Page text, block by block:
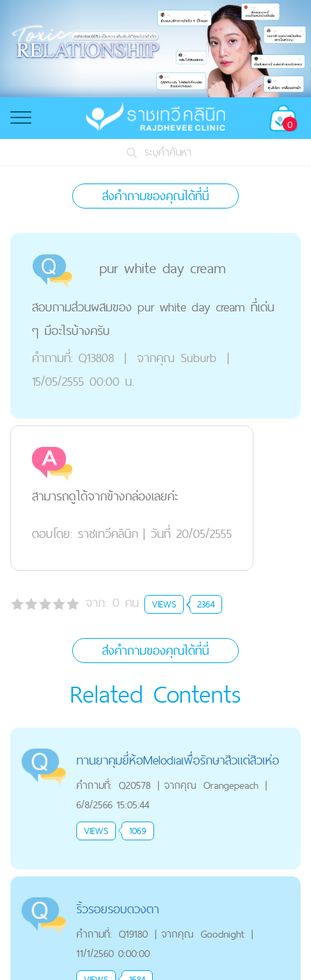
0
ระบุคำค้นหา
ส่งคำถามของคุณได้ที่นี่
pur white day cream
สอบถามส่วนผสมของ pur white day cream ที่เด่น
ๆ มีอะไรบ้างครับ
คำถามที่: Q13808 | จากคุณ Suburb |
15/05/2555 00:00 น.
สามารถดูได้จากข้างกล่องเลยค่ะ
ตอบโดย: ราชเทวีคลินิก | วันที่ 20/05/2555
จาก: 0 คน VIEWS 2364
ส่งคำถามของคุณได้ที่นี่
Related Contents
ทานยาคุมยี่ห้อMelodiaเพื่อรักษาสิวแต่สิวเห่อ
คำถามที่: Q20578 | จากคุณ Orangepeach |
6/8/2566 15:05:44
VIEWS 1069
ริ้วรอยรอบดวงตา
คำถามที่: Q19180 | จากคุณ Goodnight |
11/1/2560 0:00:00